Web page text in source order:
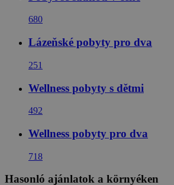
680
Lázeňské pobyty pro dva
251
Wellness pobyty s dětmi
492
Wellness pobyty pro dva
718
Hasonló ajánlatok a környéken